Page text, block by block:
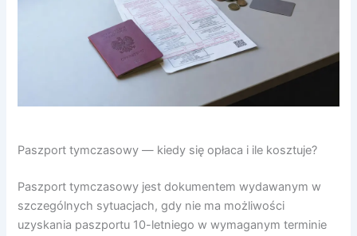
Paszport tymczasowy — kiedy się opłaca i ile kosztuje?
Paszport tymczasowy jest dokumentem wydawanym w
szczególnych sytuacjach, gdy nie ma możliwości
uzyskania paszportu 10-letniego w wymaganym terminie